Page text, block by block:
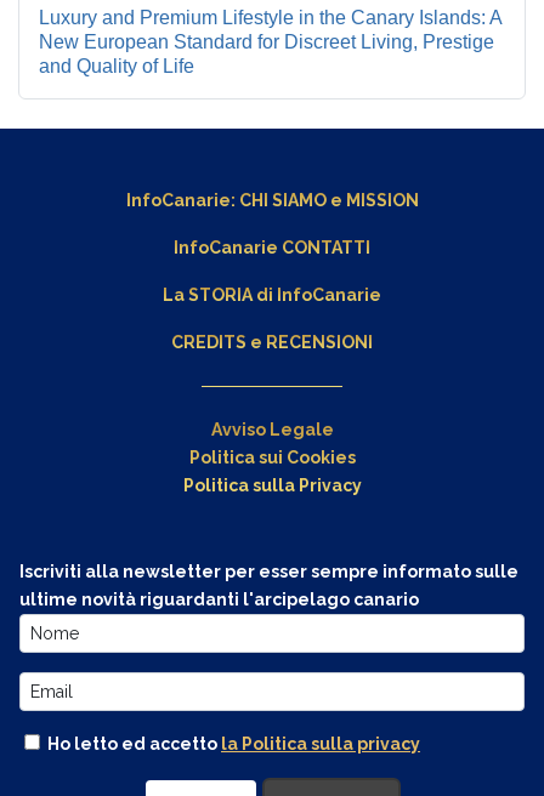
Luxury and Premium Lifestyle in the Canary Islands: A
New European Standard for Discreet Living, Prestige
and Quality of Life
InfoCanarie: CHI SIAMOe MISSION
InfoCanarie CONTATTI
La STORIA di InfoCanarie
CREDITS e RECENSIONI
Avviso Legale
Politica sui Cookies
Politica sulla Privacy
Iscriviti alla newsletter per esser sempre informato sulle
ultime novità riguardanti l'arcipelago canario
Ho letto ed accetto la Politica sulla privacy